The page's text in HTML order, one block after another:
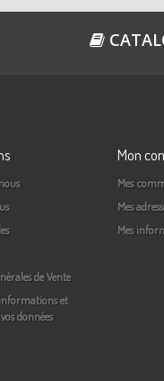
de Vente
et
données
Mon
Mes
Mes
Mes